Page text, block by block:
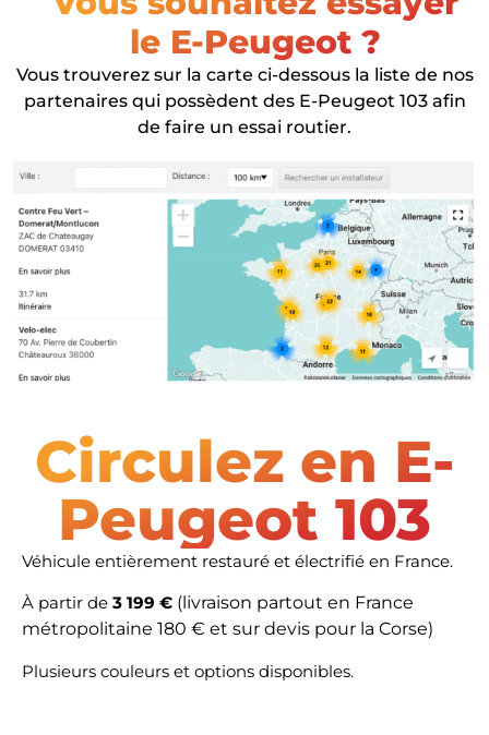
le E-Peugeot ?
Vous trouverez sur la carte ci-dessous la liste de nos
partenaires qui possèdent des E-Peugeot 103 afin
de faire un essai routier.
Circulez en E-
Peugeot 103
Véhicule entièrement restauré et électrifié en France.
À partir de 3 199 € (livraison partout en France
métropolitaine 180 € et sur devis pour la Corse)
Plusieurs couleurs et options disponibles.